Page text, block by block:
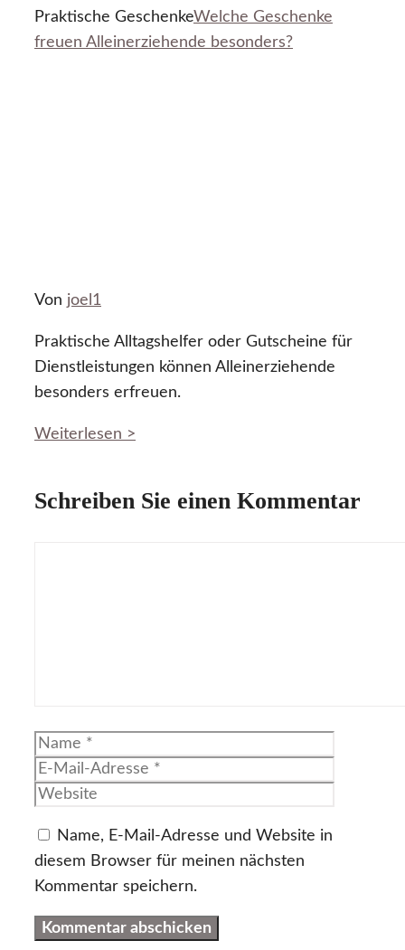
Praktische GeschenkeWelche Geschenke
freuen Alleinerziehende besonders?
Von joel1
Praktische Alltagshelfer oder Gutscheine für
Dienstleistungen können Alleinerziehende
besonders erfreuen.
Weiterlesen >
Schreiben Sie einen Kommentar
Name
Name, E-Mail-Adresse und Website in
diesem Browser für meinen nächsten
Kommentar speichern.